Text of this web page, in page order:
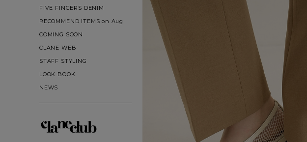
FIVE FINGERS DENIM
RECOMMEND ITEMS on Aug
COMING SOON
CLANE WEB
STAFF STYLING
LOOK BOOK
NEWS